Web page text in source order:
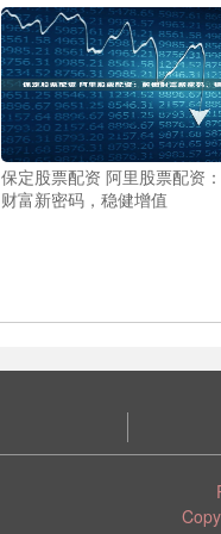
保定股票配资 阿里股票配资
财富新密码，稳健增值